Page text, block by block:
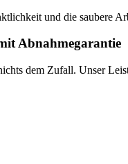
und die
Abnahmegarantie
dem Zufall. Unser